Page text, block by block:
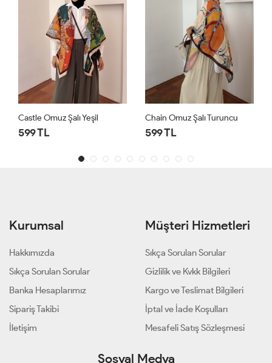
Castle Omuz Şalı Yeşil
599 TL
Chain Omuz Şalı Turuncu
599 TL
Kurumsal
Hakkımızda
Sıkça Sorulan Sorular
Banka Hesaplarımız
Sipariş Takibi
İletişim
Müşteri Hizmetleri
Sıkça Sorulan Sorular
Gizlilik ve Kvkk Bilgileri
Kargo ve Teslimat Bilgileri
İptal ve İade Koşulları
Mesafeli Satış Sözleşmesi
Sosyal Medya